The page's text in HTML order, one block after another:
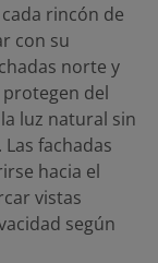
rincón de
con su
norte y
del
luz natural sin
fachadas
hacia el
vistas
según